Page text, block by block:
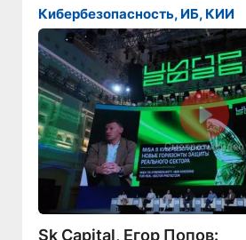
Кибербезопасность, ИБ, КИИ
Смотреть видео
Sk Capital, Егор Попов: